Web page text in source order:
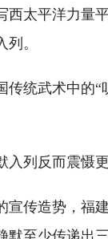
太平洋力量
。
统武术中的“
入列反而震慑
传造势，福
默至少传递出